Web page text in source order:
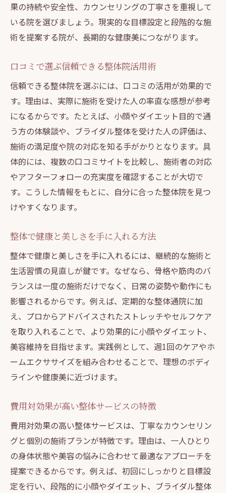
果の持続や安全性、カウンセリングの丁寧さを重視して
いる院を選びましょう。現実的な目標設定と段階的な施
術を提案する院が、長期的な健康美につながります。
口コミで選ぶ信頼できる整体院活用術
信頼できる整体院を選ぶには、口コミの活用が効果的で
す。理由は、実際に施術を受けた人の率直な感想が参考
になるからです。たとえば、小顔やダイエット目的で通
う方の体験談や、ブライダル整体を受けた人の評価は、
施術の満足度や院の対応を知る手がかりとなります。具
体的には、複数の口コミサイトを比較し、施術者の対応
やアフターフォローの充実度を確認することが大切で
す。こうした情報をもとに、自分に合った整体院を見つ
けやすくなります。
整体で健康と美しさを手に入れる方法
整体で健康と美しさを手に入れるには、継続的な施術と
生活習慣の見直しが鍵です。なぜなら、骨格や筋肉のバ
ランスは一度の施術だけでなく、日常の姿勢や動作にも
影響されるからです。例えば、定期的な整体通院に加
え、プロからアドバイスされたストレッチやセルフケア
を取り入れることで、より効果的に小顔やダイエット、
美容維持を目指せます。実践例として、週1回のケアやホ
ームエクササイズを組み合わせることで、理想のボディ
ラインや健康美に近づけます。
費用対効果が高い整体サービスの特徴
費用対効果の高い整体サービスは、丁寧なカウンセリン
グと個別の施術プランが特徴です。理由は、一人ひとり
の身体状態や美容の悩みに合わせて最適なアプローチを
提案できるからです。例えば、初回にしっかりと目標設
定を行い、段階的に小顔やダイエット、ブライダル整体